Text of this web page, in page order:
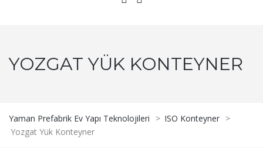
YOZGAT YÜK KONTEYNER
Yaman Prefabrik Ev Yapı Teknolojileri > ISO Konteyner >
Yozgat Yük Konteyner